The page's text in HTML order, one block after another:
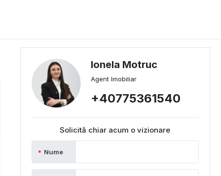
Ionela Motruc
Agent Imobiliar
+40775361540
Solicită chiar acum o vizionare
Nume